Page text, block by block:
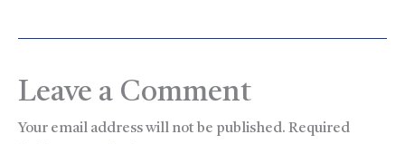
Leave a Comment
Your email address will not be published. Required